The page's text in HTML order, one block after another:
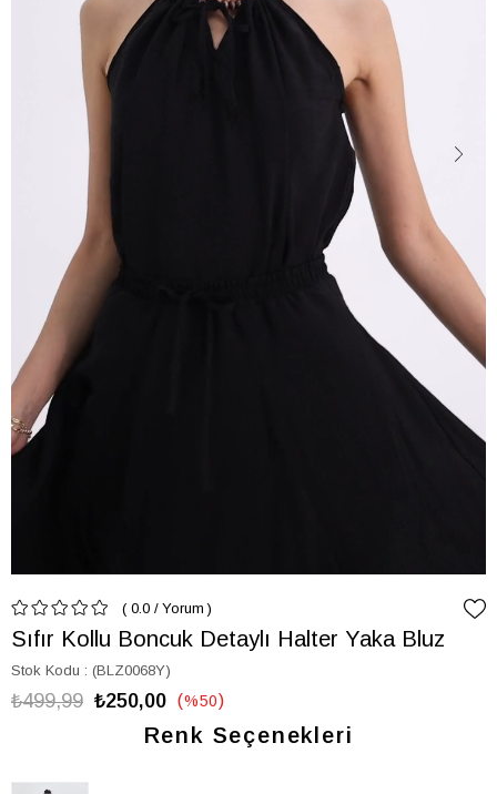
0.0 / Yorum
Sıfır Kollu Boncuk Detaylı Halter Yaka Bluz
Stok Kodu (BLZ0068Y)
₺499,99 ₺250,00 %50
İndirim
Renk Seçenekleri